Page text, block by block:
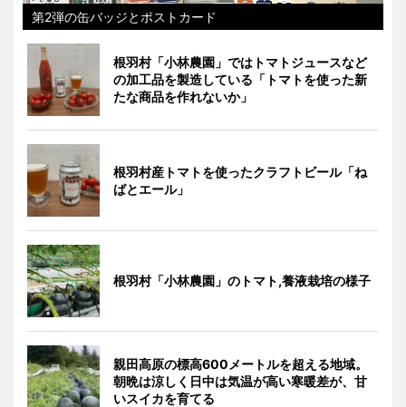
第2弾の缶バッジとポストカード
根羽村「小林農園」ではトマトジュースなど
の加工品を製造している「トマトを使った新
たな商品を作れないか」
根羽村産トマトを使ったクラフトビール「ね
ばとエール」
根羽村「小林農園」のトマト,養液栽培の様子
親田高原の標高600メートルを超える地域。
朝晩は涼しく日中は気温が高い寒暖差が、甘
いスイカを育てる